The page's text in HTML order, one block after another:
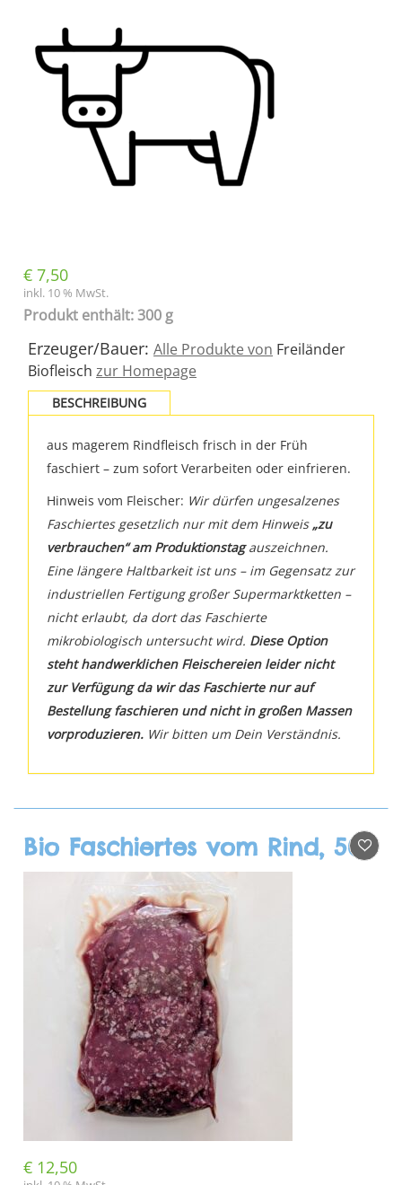
€ 7,50
inkl. 10 % MwSt.
Produkt enthält: 300 g
Erzeuger/Bauer: Alle Produkte von Freiländer
Biofleisch zur Homepage
BESCHREIBUNG
aus magerem Rindfleisch frisch in der Früh
faschiert – zum sofort Verarbeiten oder einfrieren.
Hinweis vom Fleischer: Wir dürfen ungesalzenes
Faschiertes gesetzlich nur mit dem Hinweis „zu
verbrauchen“ am Produktionstagauszeichnen.
Eine längere Haltbarkeit ist uns – im Gegensatz zur
industriellen Fertigung großer Supermarktketten –
nicht erlaubt, da dort das Faschierte
mikrobiologisch untersucht wird. Diese Option
steht handwerklichen Fleischereien leider nicht
zur Verfügung da wir das Faschierte nur auf
Bestellung faschieren und nicht in großen Massen
vorproduzieren. Wir bitten um Dein Verständnis.
Bio Faschiertes vom Rind, 500g
€ 12,50